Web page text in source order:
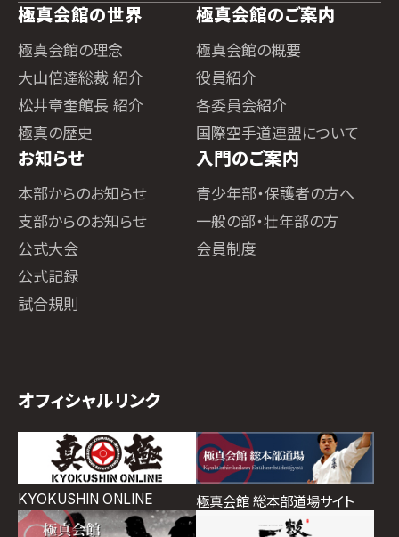
極真会館の世界
極真会館の理念
大山倍達総裁 紹介
松井章奎館長 紹介
極真の歴史
極真会館のご案内
極真会館の概要
役員紹介
各委員会紹介
国際空手道連盟について
お知らせ
本部からのお知らせ
支部からのお知らせ
公式大会
公式記録
試合規則
入門のご案内
青少年部・保護者の方へ
一般の部・壮年部の方
会員制度
オフィシャルリンク
KYOKUSHIN ONLINE 極真会館 総本部道場サイト